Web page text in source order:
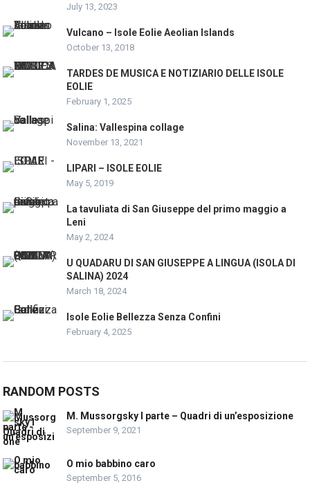
July 13, 2023
Vulcano – Isole Eolie Aeolian Islands
October 13, 2018
TARDES DE MUSICA E NOTIZIARIO DELLE ISOLE
EOLIE
February 1, 2025
Salina: Vallespina collage
November 13, 2021
LIPARI – ISOLE EOLIE
May 5, 2019
La tavuliata di San Giuseppe del primo maggio a
Leni
May 2, 2024
U QUADARU DI SAN GIUSEPPE A LINGUA (ISOLA DI
SALINA) 2024
March 18, 2024
Isole Eolie Bellezza Senza Confini
February 4, 2025
RANDOM POSTS
M. Mussorgsky I parte – Quadri di un’esposizione
September 9, 2021
O mio babbino caro
September 5, 2016